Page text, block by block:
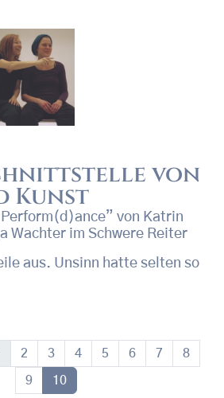
von
Kunst
von Katrin
Wachter im Schwere Reiter
aus. Unsinn hatte selten so
Seite
Seite
2 Seite
3 Seite
4 Seite
5 Seite
6 Seite
7 Seite
8
Seite
9 Seite
10